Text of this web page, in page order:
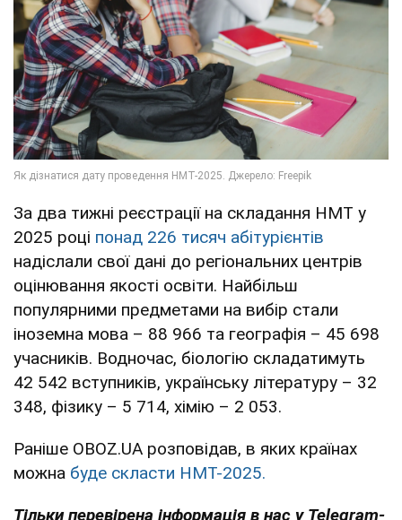
За два тижні реєстрації на складання НМТ у
2025 році понад 226 тисяч абітурієнтів
надіслали свої дані до регіональних центрів
оцінювання якості освіти. Найбільш
популярними предметами на вибір стали
іноземна мова – 88 966 та географія – 45 698
учасників. Водночас, біологію складатимуть
42 542 вступників, українську літературу – 32
348, фізику – 5 714, хімію – 2 053.
Раніше OBOZ.UA розповідав, в яких країнах
можна буде скласти НМТ-2025.
Тільки перевірена інформація в нас у Telegram-